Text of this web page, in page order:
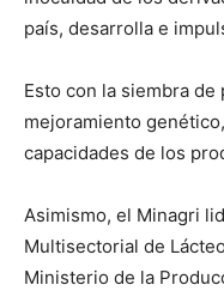
país, desarrolla e
Esto con la siembra
mejoramiento
capacidades de los
Asimismo, el Minagri
Multisectorial de
Ministerio de la